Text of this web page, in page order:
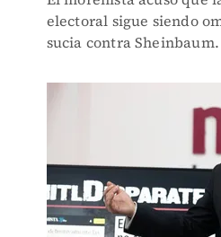
electoral sigue siendo
sucia contra Sheinbaum.